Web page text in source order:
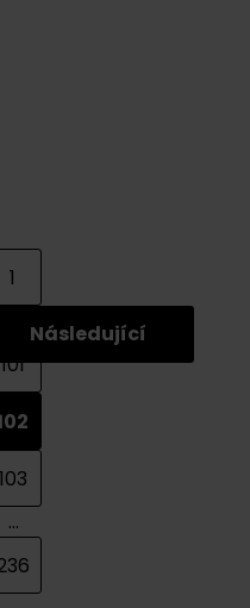
1
101
103
...
Následující